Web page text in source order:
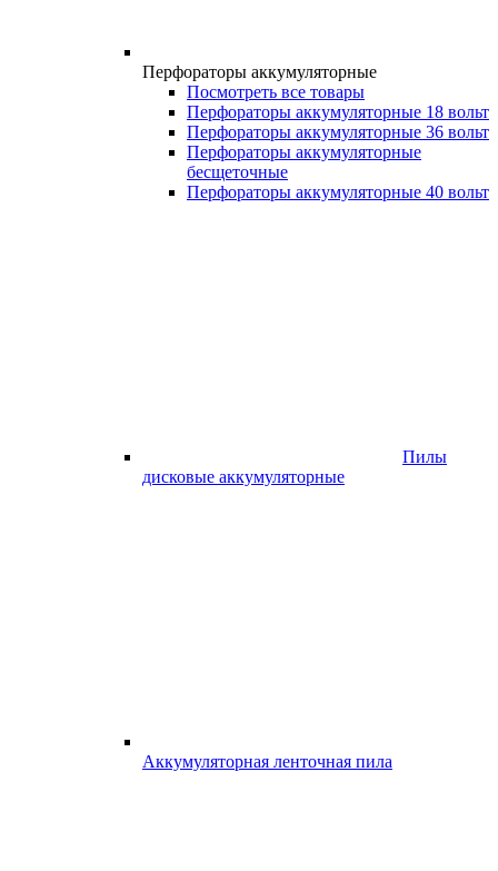
Перфораторы аккумуляторные
Посмотреть все товары
Перфораторы аккумуляторные 18 вольт
Перфораторы аккумуляторные 36 вольт
Перфораторы аккумуляторные
бесщеточные
Перфораторы аккумуляторные 40 вольт
Пилы
дисковые аккумуляторные
Аккумуляторная ленточная пила